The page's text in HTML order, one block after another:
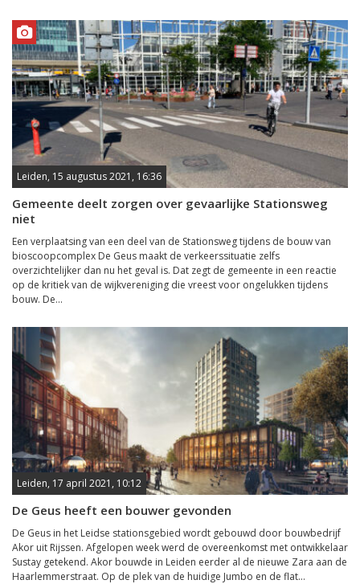
Leiden, 15 augustus 2021, 16:36
Gemeente deelt zorgen over gevaarlijke Stationsweg
niet
Een verplaatsing van een deel van de Stationsweg tijdens de bouw van
bioscoopcomplex De Geus maakt de verkeerssituatie zelfs
overzichtelijker dan nu het geval is. Dat zegt de gemeente in een reactie
op de kritiek van de wijkvereniging die vreest voor ongelukken tijdens
bouw. De...
Leiden, 17 april 2021, 10:12
De Geus heeft een bouwer gevonden
De Geus in het Leidse stationsgebied wordt gebouwd door bouwbedrijf
Akor uit Rijssen. Afgelopen week werd de overeenkomst met ontwikkelaar
Sustay getekend. Akor bouwde in Leiden eerder al de nieuwe Zara aan de
Haarlemmerstraat. Op de plek van de huidige Jumbo en de flat...